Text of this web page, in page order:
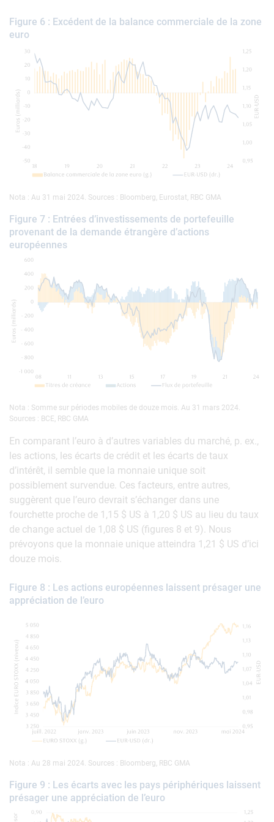
Figure 6 : Excédent de la balance commerciale de la zone
euro
Nota : Au 31 mai 2024. Sources : Bloomberg, Eurostat, RBC GMA
Figure 7 : Entrées d’investissements de portefeuille
provenant de la demande étrangère d’actions
européennes
Nota : Somme sur périodes mobiles de douze mois. Au 31 mars 2024.
Sources : BCE, RBC GMA
En comparant l’euro à d’autres variables du marché, p. ex.,
les actions, les écarts de crédit et les écarts de taux
d’intérêt, il semble que la monnaie unique soit
possiblement survendue. Ces facteurs, entre autres,
suggèrent que l’euro devrait s’échanger dans une
fourchette proche de 1,15 $ US à 1,20 $ US au lieu du taux
de change actuel de 1,08 $ US (figures 8 et 9). Nous
prévoyons que la monnaie unique atteindra 1,21 $ US d’ici
douze mois.
Figure 8 : Les actions européennes laissent présager une
appréciation de l’euro
Nota : Au 28 mai 2024. Sources : Bloomberg, RBC GMA
Figure 9 : Les écarts avec les pays périphériques laissent
présager une appréciation de l’euro